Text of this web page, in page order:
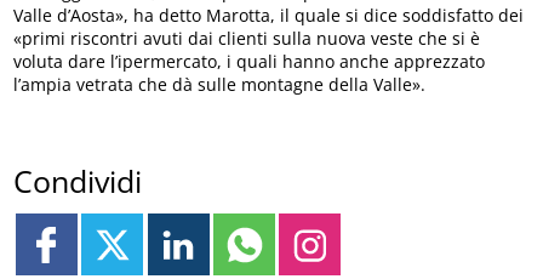
Valle d’Aosta», ha detto Marotta, il quale si dice soddisfatto dei
«primi riscontri avuti dai clienti sulla nuova veste che si è
voluta dare l’ipermercato, i quali hanno anche apprezzato
l’ampia vetrata che dà sulle montagne della Valle».
Condividi